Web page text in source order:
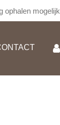
ophalen mogelijk